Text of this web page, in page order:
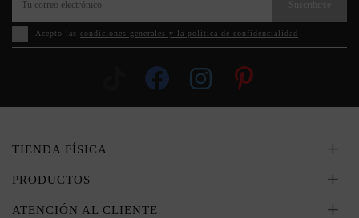
Acepto las condiciones generales y la política de confidencialidad
TIENDA FÍSICA
PRODUCTOS
ATENCIÓN AL CLIENTE